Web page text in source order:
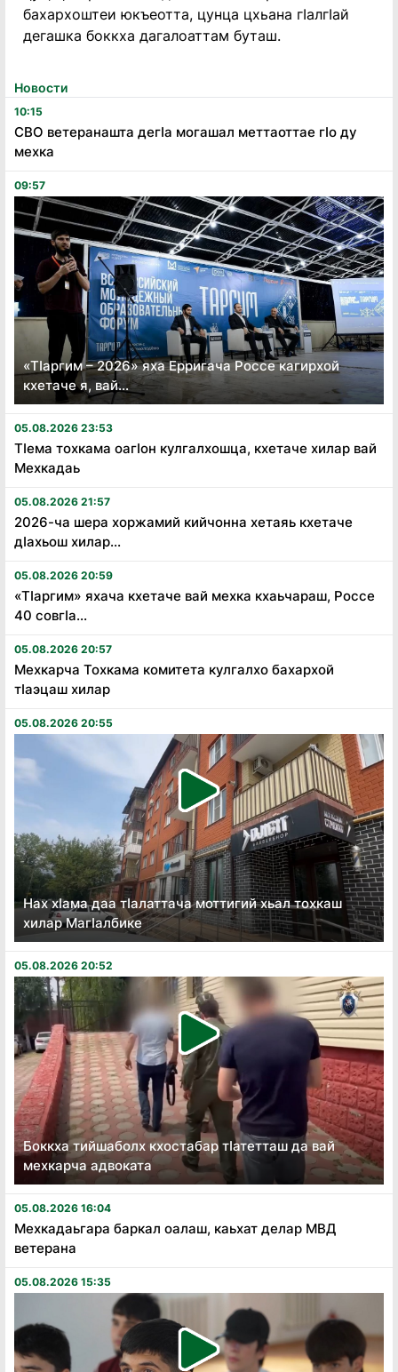
Новости
10:15
СВО ветеранашта дегӏа могашал меттаоттае гӏо ду
мехка
09:57
«Тӏаргим – 2026» яха Ерригача Россе кагирхой
кхетаче я, вай...
05.08.2026 23:53
Тӏема тохкама оагӏон кулгалхошца, кхетаче хилар вай
Мехкадаь
05.08.2026 21:57
2026-ча шера хоржамий кийчонна хетаяь кхетаче
дӏахьош хилар...
05.08.2026 20:59
«Тӏаргим» яхача кхетаче вай мехка кхаьчараш, Россе
40 совгӏа...
05.08.2026 20:57
Мехкарча Тохкама комитета кулгалхо бахархой
тӏаэцаш хилар
05.08.2026 20:55
Нах хӏама даа тӏалаттача моттигий хьал тохкаш
хилар Магӏалбике
05.08.2026 20:52
Боккха тийшаболх кхостабар тӏатетташ да вай
мехкарча адвоката
05.08.2026 16:04
Мехкадаьгара баркал оалаш, каьхат делар МВД
ветерана
05.08.2026 15:35
бахархоштеи юкъеотта, цунца цхьана гӏалгӏай
дегашка боккха дагалоаттам буташ.